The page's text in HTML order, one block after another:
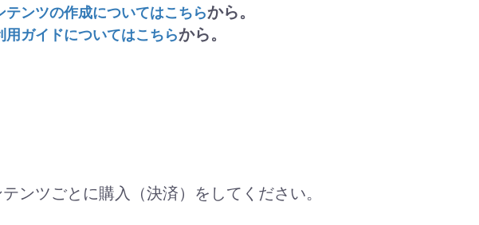
テンツの作成についてはこちらから。
用ガイドについてはこちらから。
ンツごとに購入（決済）をしてください。